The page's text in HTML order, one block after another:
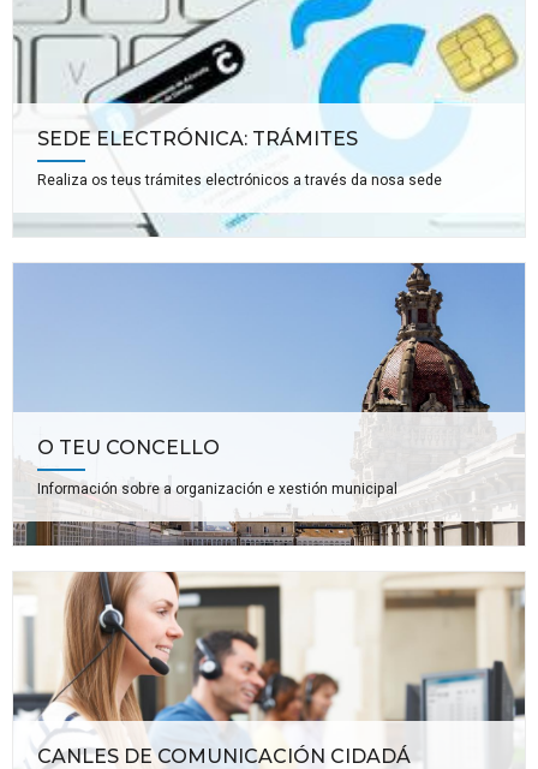
SEDE ELECTRÓNICA: TRÁMITES
Realiza os teus trámites electrónicos a través da nosa sede
O TEU CONCELLO
Información sobre a organización e xestión municipal
CANLES DE COMUNICACIÓN CIDADÁ